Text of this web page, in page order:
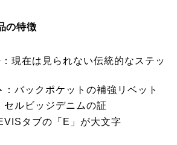
の特徴
：現在は見られない伝統的なステッ
：バックポケットの補強リベット
セルビッジデニムの証
タブの「E」が大文字